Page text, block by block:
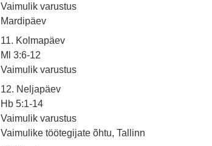
Vaimulik varustus
Mardipäev
11. Kolmapäev
Ml 3:6-12
Vaimulik varustus
12. Neljapäev
Hb 5:1-14
Vaimulik varustus
Vaimulike töötegijate õhtu, Tallinn